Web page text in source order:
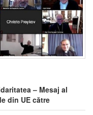
– Mesaj al
din UE către